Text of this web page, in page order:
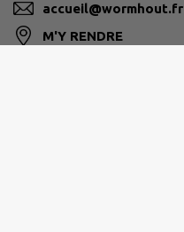
accueil@wormhout.fr
M'Y RENDRE